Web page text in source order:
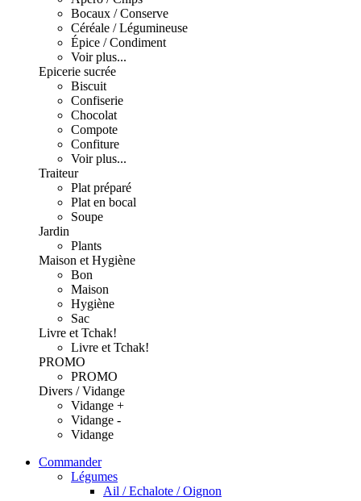
Bocaux / Conserve
Céréale / Légumineuse
Épice / Condiment
Voir plus...
Epicerie sucrée
Biscuit
Confiserie
Chocolat
Compote
Confiture
Voir plus...
Traiteur
Plat préparé
Plat en bocal
Soupe
Jardin
Plants
Maison et Hygiène
Bon
Maison
Hygiène
Sac
Livre et Tchak!
Livre et Tchak!
PROMO
PROMO
Divers / Vidange
Vidange +
Vidange -
Vidange
Commander
Légumes
Ail / Echalote / Oignon